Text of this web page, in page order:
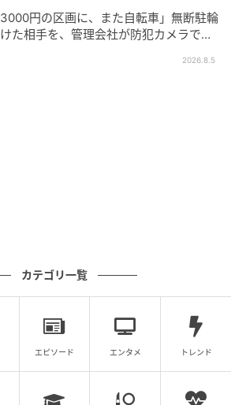
独自に実施したアンケートで集
をもとに記事化しています（回答
。みんなのクチコミや体験談から産婦人科検
作品をもっとみる
をもっとみる
3000円の区画に、また自転車」無断駐輪
た相手を、管理会社が防犯カメラで特
2026.8.5
カテゴリ一覧
エピソード エンタメ トレンド